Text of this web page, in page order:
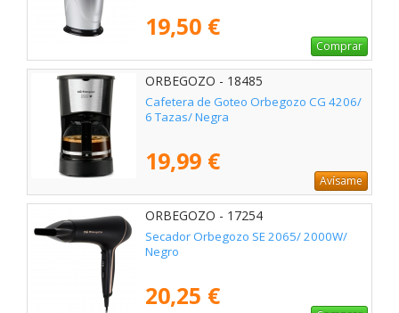
19,50 €
Comprar
ORBEGOZO - 18485
Cafetera de Goteo Orbegozo CG 4206/
6 Tazas/ Negra
19,99 €
Avísame
ORBEGOZO - 17254
Secador Orbegozo SE 2065/ 2000W/
Negro
20,25 €